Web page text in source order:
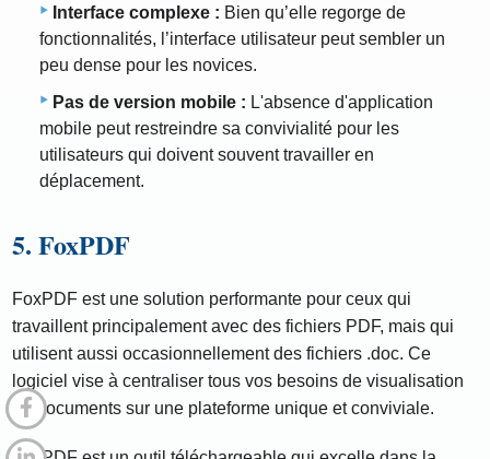
Interface complexe : Bien qu’elle regorge de
fonctionnalités, l’interface utilisateur peut sembler un
peu dense pour les novices.
Pas de version mobile : L'absence d'application
mobile peut restreindre sa convivialité pour les
utilisateurs qui doivent souvent travailler en
déplacement.
5. FoxPDF
FoxPDF est une solution performante pour ceux qui
travaillent principalement avec des fichiers PDF, mais qui
utilisent aussi occasionnellement des fichiers .doc. Ce
logiciel vise à centraliser tous vos besoins de visualisation
de documents sur une plateforme unique et conviviale.